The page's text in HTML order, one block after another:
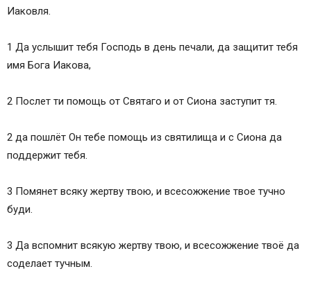
Иаковля.
1 Да услышит тебя Господь в день печали, да защитит тебя
имя Бога Иакова,
2 Послет ти помощь от Святаго и от Сиона заступит тя.
2 да пошлёт Он тебе помощь из святилища и с Сиона да
поддержит тебя.
3 Помянет всяку жертву твою, и всесожжение твое тучно
буди.
3 Да вспомнит всякую жертву твою, и всесожжение твоё да
соделает тучным.